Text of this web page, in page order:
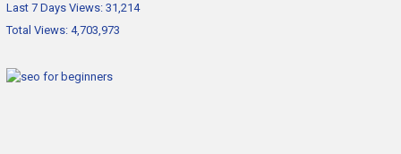
Last 7 Days Views: 31,214
Total Views: 4,703,973